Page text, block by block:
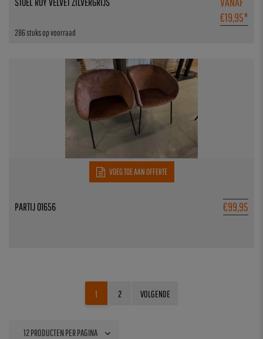
€19,95*
286 stuks op voorraad
VOEG TOE AAN OFFERTE
€99,95
PARTIJ 01656
1 2 VOLGENDE